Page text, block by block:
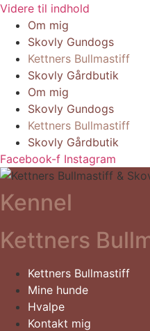
Videre til indhold
Om mig
Skovly Gundogs
Kettners Bullmastiff
Skovly Gårdbutik
Om mig
Skovly Gundogs
Kettners Bullmastiff
Skovly Gårdbutik
Facebook-f Instagram
Kennel
Kettners
Kettners Bullmastiff
Mine hunde
Hvalpe
Kontakt mig